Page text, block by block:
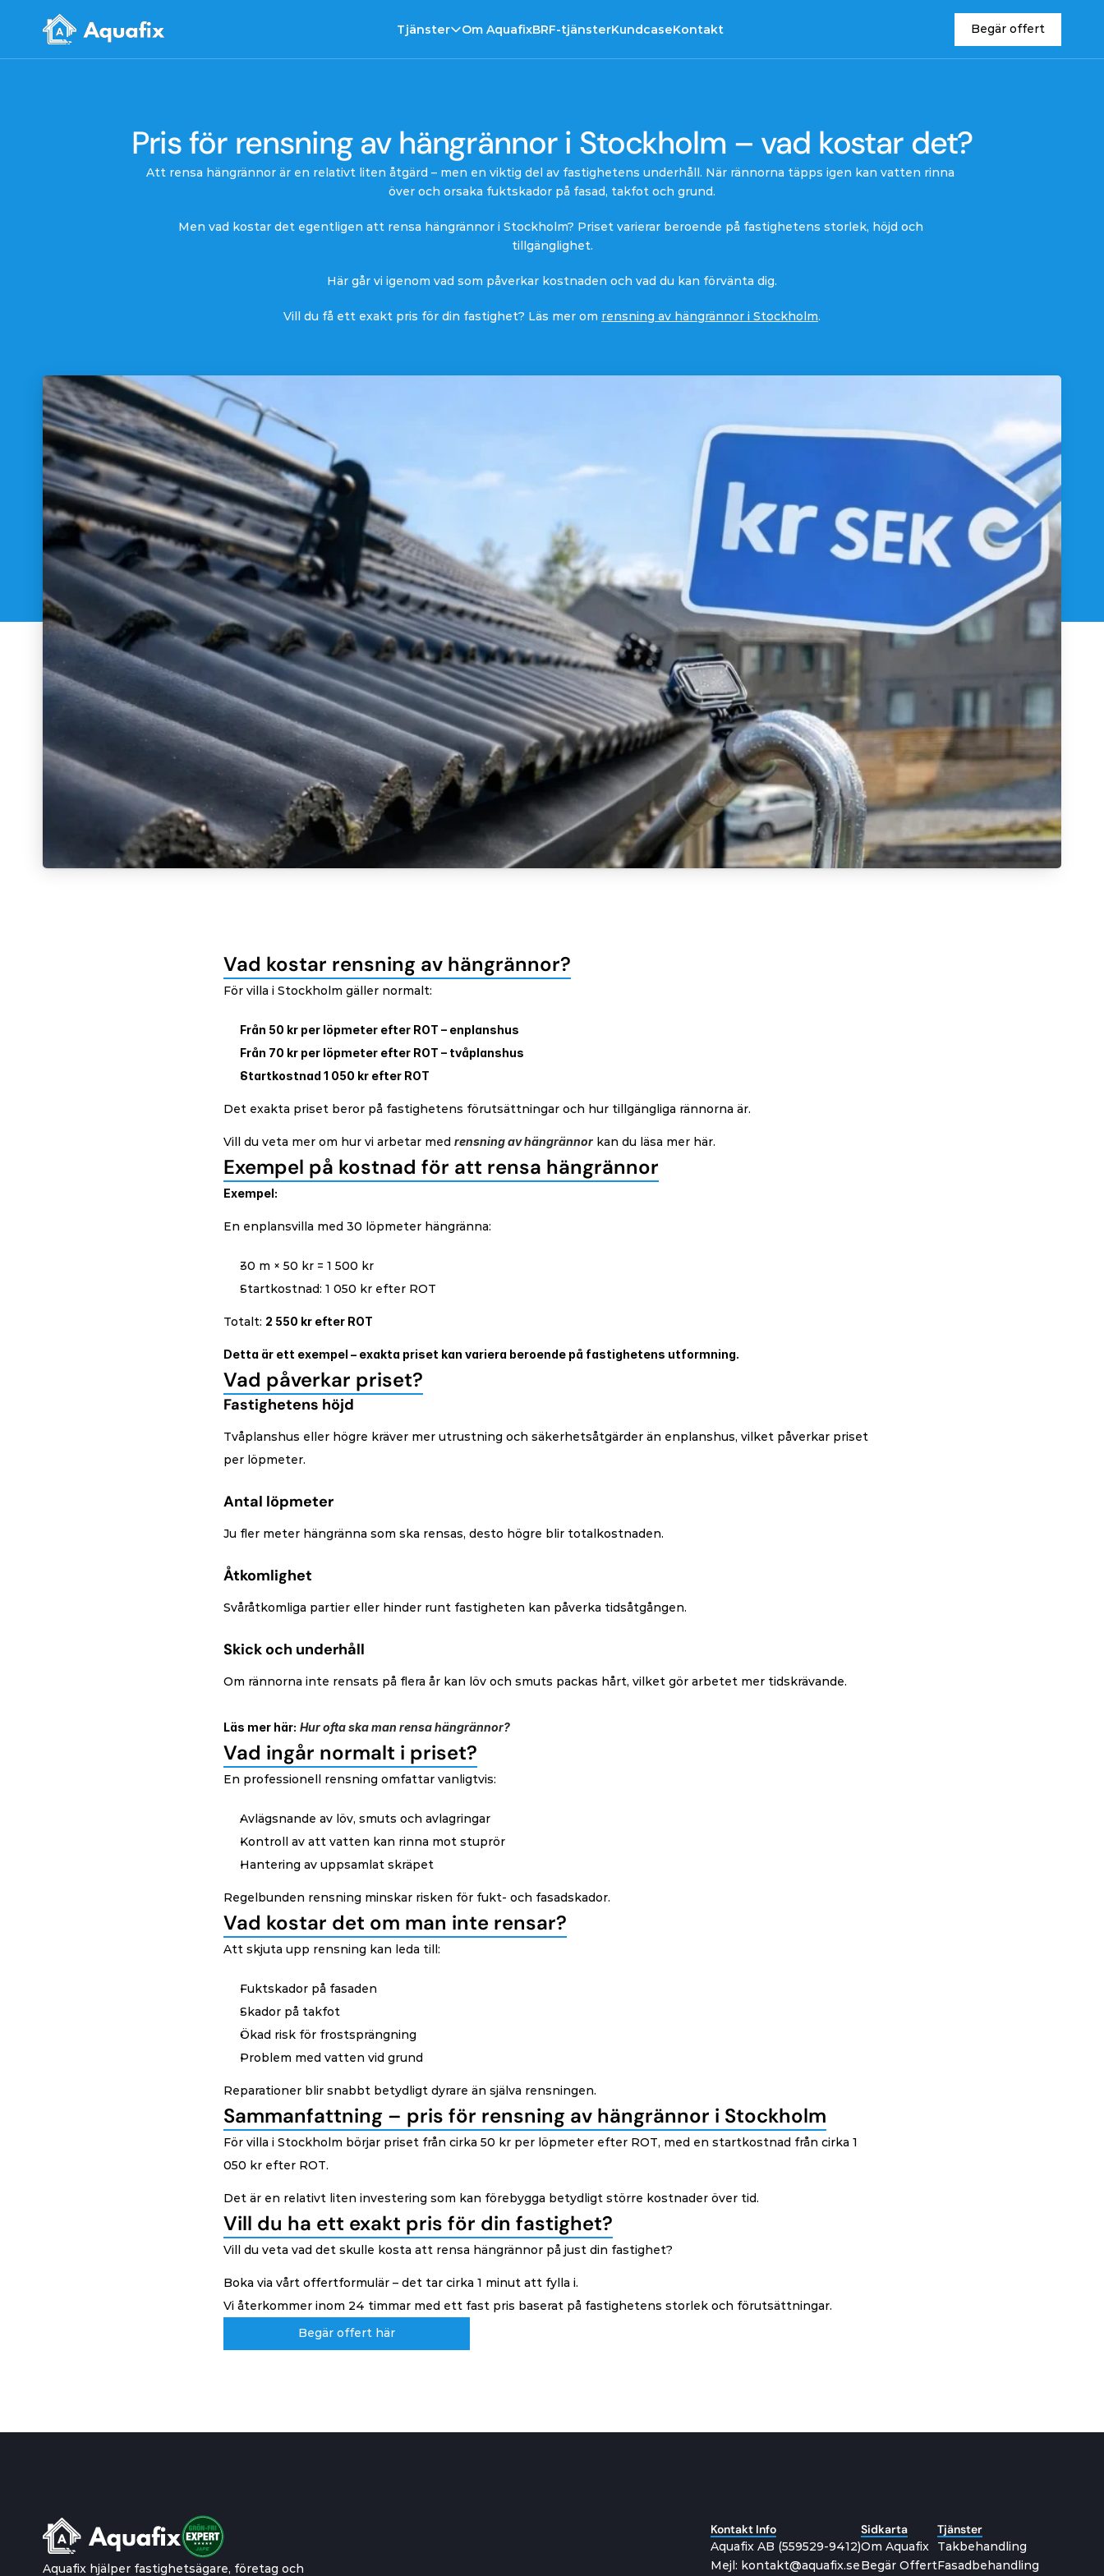
Tjänster Om AquafixBRF-tjänsterKundcaseKontakt
Begär offert
Begär offert
Pris för rensning av hängrännor i Stockholm – vad kostar det?
Att rensa hängrännor är en relativt liten åtgärd – men en viktig del av fastighetens underhåll. När rännorna täpps igen kan vatten rinna
över och orsaka fuktskador på fasad, takfot och grund.
Men vad kostar det egentligen att rensa hängrännor i Stockholm? Priset varierar beroende på fastighetens storlek, höjd och
tillgänglighet.
Här går vi igenom vad som påverkar kostnaden och vad du kan förvänta dig.
Vill du få ett exakt pris för din fastighet? Läs mer om rensning av hängrännor i Stockholm.
Vad kostar rensning av hängrännor?
För villa i Stockholm gäller normalt:
Från 50 kr per löpmeter efter ROT – enplanshus
Från 70 kr per löpmeter efter ROT – tvåplanshus
Startkostnad 1 050 kr efter ROT
Det exakta priset beror på fastighetens förutsättningar och hur tillgängliga rännorna är.
Vill du veta mer om hur vi arbetar med rensning av hängrännor kan du läsa mer här.
Exempel på kostnad för att rensa hängrännor
Exempel:
En enplansvilla med 30 löpmeter hängränna:
30 m × 50 kr = 1 500 kr
Startkostnad: 1 050 kr efter ROT
Totalt: 2 550 kr efter ROT
Detta är ett exempel – exakta priset kan variera beroende på fastighetens utformning.
Vad påverkar priset?
Fastighetens höjd
Tvåplanshus eller högre kräver mer utrustning och säkerhetsåtgärder än enplanshus, vilket påverkar priset
per löpmeter.
Antal löpmeter
Ju fler meter hängränna som ska rensas, desto högre blir totalkostnaden.
Åtkomlighet
Svåråtkomliga partier eller hinder runt fastigheten kan påverka tidsåtgången.
Skick och underhåll
Om rännorna inte rensats på flera år kan löv och smuts packas hårt, vilket gör arbetet mer tidskrävande.
Läs mer här: Hur ofta ska man rensa hängrännor?
Vad ingår normalt i priset?
En professionell rensning omfattar vanligtvis:
Avlägsnande av löv, smuts och avlagringar
Kontroll av att vatten kan rinna mot stuprör
Hantering av uppsamlat skräpet
Regelbunden rensning minskar risken för fukt- och fasadskador.
Vad kostar det om man inte rensar?
Att skjuta upp rensning kan leda till:
Fuktskador på fasaden
Skador på takfot
Ökad risk för frostsprängning
Problem med vatten vid grund
Reparationer blir snabbt betydligt dyrare än själva rensningen.
Sammanfattning – pris för rensning av hängrännor i Stockholm
För villa i Stockholm börjar priset från cirka 50 kr per löpmeter efter ROT, med en startkostnad från cirka 1
050 kr efter ROT.
Det är en relativt liten investering som kan förebygga betydligt större kostnader över tid.
Vill du ha ett exakt pris för din fastighet?
Vill du veta vad det skulle kosta att rensa hängrännor på just din fastighet?
Boka via vårt offertformulär – det tar cirka 1 minut att fylla i.
Vi återkommer inom 24 timmar med ett fast pris baserat på fastighetens storlek och förutsättningar.
Begär offert här
Aquafix hjälper fastighetsägare, företag och
Kontakt Info
Aquafix AB (559529-9412)
Mejl: kontakt@aquafix.se
Sidkarta
Om Aquafix
Begär Offert
Tjänster
Takbehandling
Fasadbehandling